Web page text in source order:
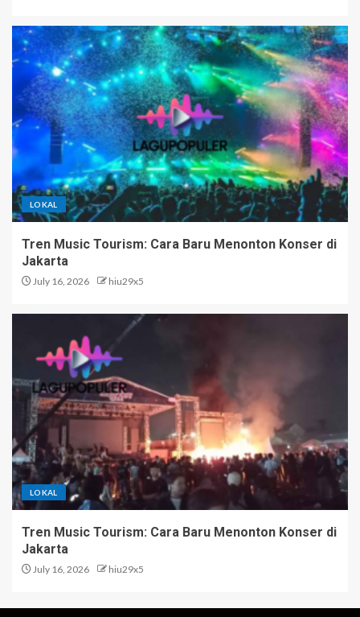
LOKAL
Tren Music Tourism: Cara Baru Menonton Konser di
Jakarta
July 16, 2026 hiu29x5
LOKAL
Tren Music Tourism: Cara Baru Menonton Konser di
Jakarta
July 16, 2026 hiu29x5